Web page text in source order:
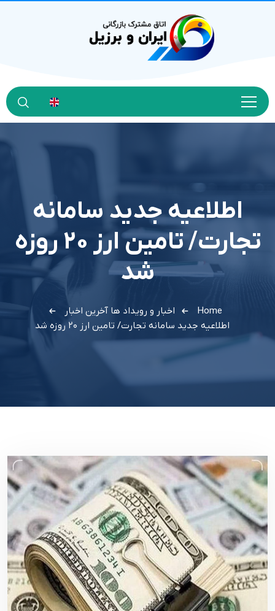
اطلاعیه جدید سامانه
تجارت/ تامین ارز ۲۰ روزه
شد
Home اخبار و رویداد ها آخرین اخبار
اطلاعیه جدید سامانه تجارت/ تامین ارز ۲۰ روزه شد